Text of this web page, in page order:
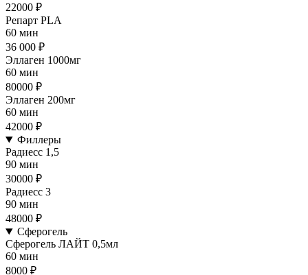
22000 ₽
Репарт PLA
60 мин
36 000 ₽
Эллаген 1000мг
60 мин
80000 ₽
Эллаген 200мг
60 мин
42000 ₽
Филлеры
Радиесс 1,5
90 мин
30000 ₽
Радиесс 3
90 мин
48000 ₽
Сферогель
Сферогель ЛАЙТ 0,5мл
60 мин
8000 ₽